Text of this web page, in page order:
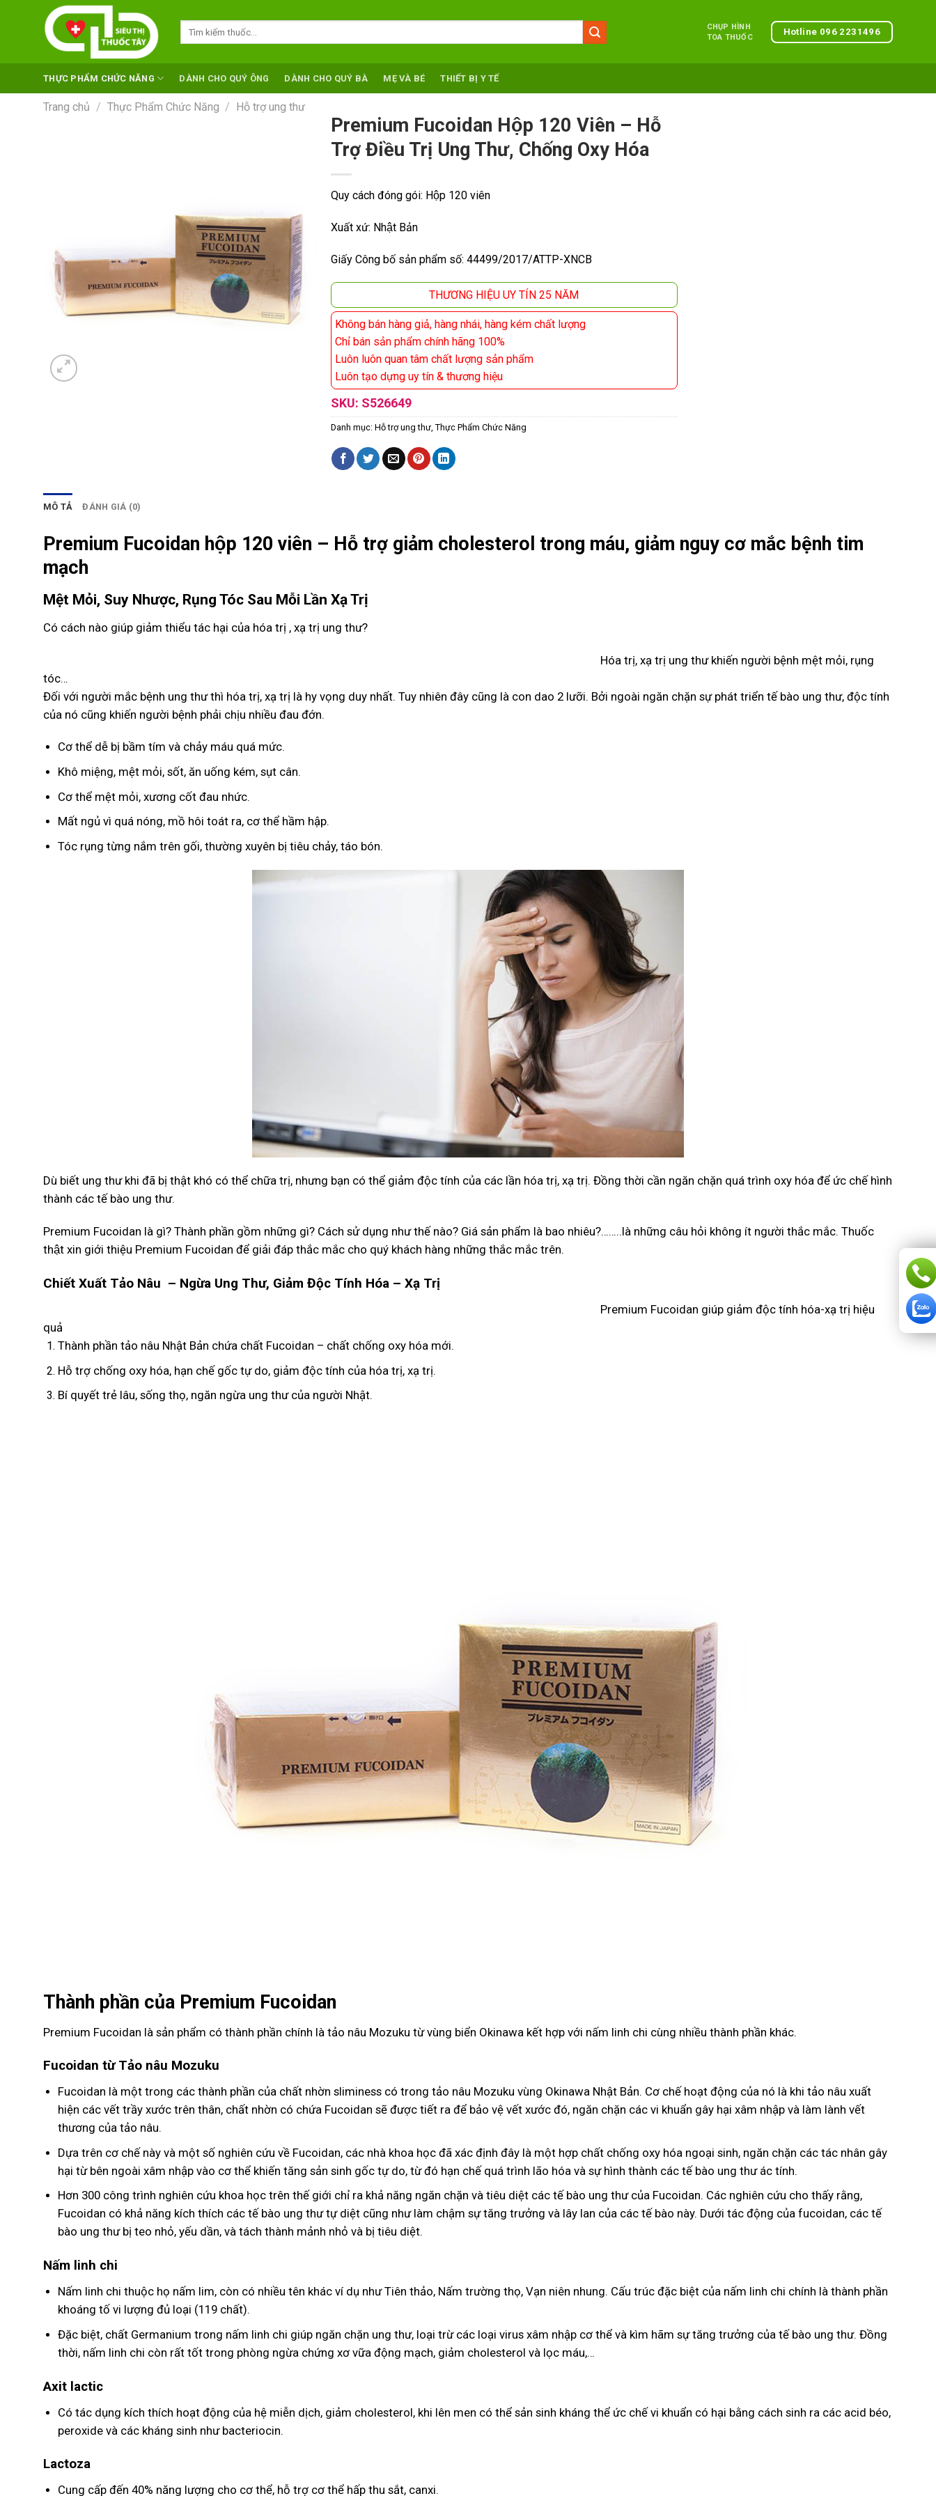
CHỤP HÌNH
TOA THUỐC
Hotline 096 2231496
THỰC PHẨM CHỨC NĂNG DÀNH CHO QUÝ ÔNG DÀNH CHO QUÝ BÀ MẸ VÀ BÉ THIẾT BỊ Y TẾ
Trang chủ / Thực Phẩm Chức Năng / Hỗ trợ ung thư
Premium Fucoidan Hộp 120 Viên – Hỗ
Trợ Điều Trị Ung Thư, Chống Oxy Hóa
Quy cách đóng gói: Hộp 120 viên
Xuất xứ: Nhật Bản
Giấy Công bố sản phẩm số: 44499/2017/ATTP-XNCB
THƯƠNG HIỆU UY TÍN 25 NĂM
Không bán hàng giả, hàng nhái, hàng kém chất lượng
Chỉ bán sản phẩm chính hãng 100%
Luôn luôn quan tâm chất lượng sản phẩm
Luôn tạo dựng uy tín & thương hiệu
SKU: S526649
Danh mục: Hỗ trợ ung thư, Thực Phẩm Chức Năng
MÔ TẢ ĐÁNH GIÁ (0)
Premium Fucoidan hộp 120 viên – Hỗ trợ giảm cholesterol trong máu, giảm nguy cơ mắc bệnh tim
mạch
Mệt Mỏi, Suy Nhược, Rụng Tóc Sau Mỗi Lần Xạ Trị
Có cách nào giúp giảm thiểu tác hại của hóa trị , xạ trị ung thư?
Hóa trị, xạ trị ung thư khiến người bệnh mệt mỏi, rụng
tóc…
Đối với người mắc bệnh ung thư thì hóa trị, xạ trị là hy vọng duy nhất. Tuy nhiên đây cũng là con dao 2 lưỡi. Bởi ngoài ngăn chặn sự phát triển tế bào ung thư, độc tính
của nó cũng khiến người bệnh phải chịu nhiều đau đớn.
Cơ thể dễ bị bầm tím và chảy máu quá mức.
Khô miệng, mệt mỏi, sốt, ăn uống kém, sụt cân.
Cơ thể mệt mỏi, xương cốt đau nhức.
Mất ngủ vì quá nóng, mồ hôi toát ra, cơ thể hầm hập.
Tóc rụng từng nắm trên gối, thường xuyên bị tiêu chảy, táo bón.
Dù biết ung thư khi đã bị thật khó có thể chữa trị, nhưng bạn có thể giảm độc tính của các lần hóa trị, xạ trị. Đồng thời cần ngăn chặn quá trình oxy hóa để ức chế hình
thành các tế bào ung thư.
Premium Fucoidan là gì? Thành phần gồm những gì? Cách sử dụng như thế nào? Giá sản phẩm là bao nhiêu?……..là những câu hỏi không ít người thắc mắc. Thuốc
thật xin giới thiệu Premium Fucoidan để giải đáp thắc mắc cho quý khách hàng những thắc mắc trên.
Chiết Xuất Tảo Nâu – Ngừa Ung Thư, Giảm Độc Tính Hóa – Xạ Trị
Premium Fucoidan giúp giảm độc tính hóa-xạ trị hiệu
quả
Thành phần tảo nâu Nhật Bản chứa chất Fucoidan – chất chống oxy hóa mới.
Hỗ trợ chống oxy hóa, hạn chế gốc tự do, giảm độc tính của hóa trị, xạ trị.
Bí quyết trẻ lâu, sống thọ, ngăn ngừa ung thư của người Nhật.
Thành phần của Premium Fucoidan
Premium Fucoidan là sản phẩm có thành phần chính là tảo nâu Mozuku từ vùng biển Okinawa kết hợp với nấm linh chi cùng nhiều thành phần khác.
Fucoidan từ Tảo nâu Mozuku
Fucoidan là một trong các thành phần của chất nhờn sliminess có trong tảo nâu Mozuku vùng Okinawa Nhật Bản. Cơ chế hoạt động của nó là khi tảo nâu xuất
hiện các vết trầy xước trên thân, chất nhờn có chứa Fucoidan sẽ được tiết ra để bảo vệ vết xước đó, ngăn chặn các vi khuẩn gây hại xâm nhập và làm lành vết
thương của tảo nâu.
Dựa trên cơ chế này và một số nghiên cứu về Fucoidan, các nhà khoa học đã xác định đây là một hợp chất chống oxy hóa ngoại sinh, ngăn chặn các tác nhân gây
hại từ bên ngoài xâm nhập vào cơ thể khiến tăng sản sinh gốc tự do, từ đó hạn chế quá trình lão hóa và sự hình thành các tế bào ung thư ác tính.
Hơn 300 công trình nghiên cứu khoa học trên thế giới chỉ ra khả năng ngăn chặn và tiêu diệt các tế bào ung thư của Fucoidan. Các nghiên cứu cho thấy rằng,
Fucoidan có khả năng kích thích các tế bào ung thư tự diệt cũng như làm chậm sự tăng trưởng và lây lan của các tế bào này. Dưới tác động của fucoidan, các tế
bào ung thư bị teo nhỏ, yếu dần, và tách thành mảnh nhỏ và bị tiêu diệt.
Nấm linh chi
Nấm linh chi thuộc họ nấm lim, còn có nhiều tên khác ví dụ như Tiên thảo, Nấm trường thọ, Vạn niên nhung. Cấu trúc đặc biệt của nấm linh chi chính là thành phần
khoáng tố vi lượng đủ loại (119 chất).
Đặc biệt, chất Germanium trong nấm linh chi giúp ngăn chặn ung thư, loại trừ các loại virus xâm nhập cơ thể và kìm hãm sự tăng trưởng của tế bào ung thư. Đồng
thời, nấm linh chi còn rất tốt trong phòng ngừa chứng xơ vữa động mạch, giảm cholesterol và lọc máu,…
Axit lactic
Có tác dụng kích thích hoạt động của hệ miễn dịch, giảm cholesterol, khi lên men có thể sản sinh kháng thể ức chế vi khuẩn có hại bằng cách sinh ra các acid béo,
peroxide và các kháng sinh như bacteriocin.
Lactoza
Cung cấp đến 40% năng lượng cho cơ thể, hỗ trợ cơ thể hấp thu sắt, canxi.